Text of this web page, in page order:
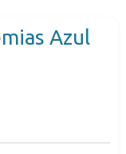
Azul